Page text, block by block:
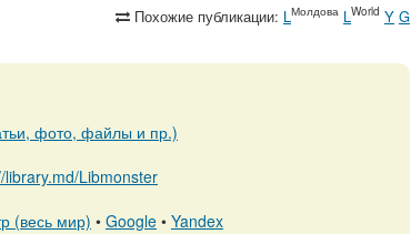
Похожие публикации: L Молдова L World Y G
фото, файлы и пр.)
library.md/Libmonster
(весь мир) • Google • Yandex